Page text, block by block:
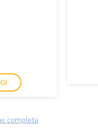
completa